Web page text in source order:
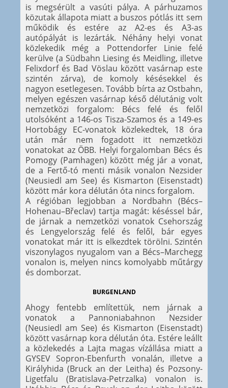
is megsérült a vasúti pálya. A párhuzamos
közutak állapota miatt a buszos pótlás itt sem
működik és estére az A2-es és A3-as
autópályát is lezárták. Néhány helyi vonat
közlekedik még a Pottendorfer Linie felé
kerülve (a Südbahn Liesing és Meidling, illetve
Felixdorf és Bad Vöslau között vasárnap este
szintén zárva), de komoly késésekkel és
nagyon esetlegesen. Tovább bírta az Ostbahn,
melyen egészen vasárnap késő délutánig volt
nemzetközi forgalom: Bécs felé és felől
utolsóként a 146-os Tisza-Szamos és a 149-es
Hortobágy EC-vonatok közlekedtek, 18 óra
után már nem fogadott itt nemzetközi
vonatokat az ÖBB. Helyi forgalomban Bécs és
Pomogy (Pamhagen) között még jár a vonat,
de a Fertő-tó menti másik vonalon Nezsider
(Neusiedl am See) és Kismarton (Eisenstadt)
között már kora délután óta nincs forgalom.
A régióban legjobban a Nordbahn (Bécs–
Hohenau–Břeclav) tartja magát: késéssel bár,
de járnak a nemzetközi vonatok Csehország
és Lengyelország felé és felől, bár egyes
vonatokat már itt is elkezdtek törölni. Szintén
viszonylagos nyugalom van a Bécs–Marchegg
vonalon is, melyen nincs komolyabb műtárgy
és domborzat.
BURGENLAND
Ahogy fentebb említettük, nem járnak a
vonatok a Pannoniabahnon Nezsider
(Neusiedl am See) és Kismarton (Eisenstadt)
között vasárnap kora délután óta. Estére leállt
a közlekedés a Lajta magas vízállása miatt a
GYSEV Sopron-Ebenfurth vonalán, illetve a
Királyhida (Bruck an der Leitha) és Pozsony-
Ligetfalu (Bratislava-Petrzalka) vonalon is.